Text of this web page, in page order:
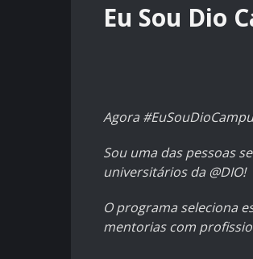
Eu Sou Dio
Agora
Sou uma das pessoas
universitários da @DIO!
O programa seleciona
mentorias com